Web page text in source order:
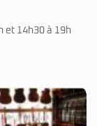
et 14h30 à 19h